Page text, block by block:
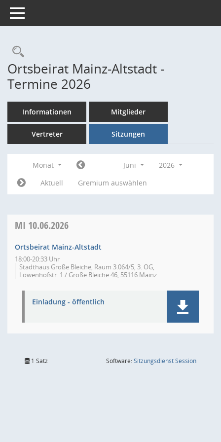
Toggle navigation
Rechercheauswahl
Ortsbeirat Mainz-Altstadt -
Termine 2026
Informationen Mitglieder
Vertreter Sitzungen
Monat Juni
2026
Aktuell
Gremium auswählen
MI 10.06.2026
Ortsbeirat Mainz-Altstadt
18:00-20:33 Uhr
Stadthaus Große Bleiche, Raum 3.064/5, 3. OG,
Löwenhofstr. 1 / Große Bleiche 46, 55116 Mainz
Einladung - öffentlich
1 Satz Software:SitzungsdienstSession(Wird in